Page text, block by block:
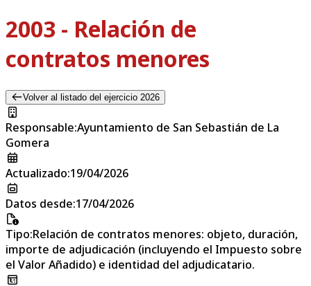
2003 - Relación de
contratos menores
Volver al listado del ejercicio 2026
Responsable:Ayuntamiento de San Sebastián de La
Gomera
Actualizado:19/04/2026
Datos desde:17/04/2026
Tipo:Relación de contratos menores: objeto, duración,
importe de adjudicación (incluyendo el Impuesto sobre
el Valor Añadido) e identidad del adjudicatario.